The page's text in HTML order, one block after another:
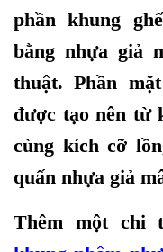
phần khung
bằng nhựa giả
thuật. Phần
được tạo nên từ
cùng kích cỡ
quấn nhựa giả
Thêm một chi